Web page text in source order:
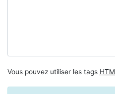
Vous pouvez utiliser les tags